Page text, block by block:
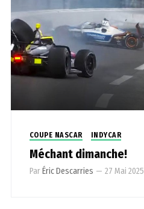
COUPE NASCAR INDYCAR
Méchant dimanche!
ParÉric Descarries — 27 Mai 2025